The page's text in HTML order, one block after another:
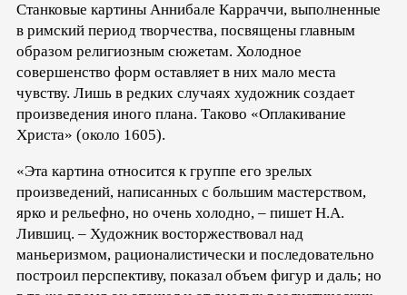
Станковые картины Аннибале Карраччи, выполненные
в римский период творчества, посвящены главным
образом религиозным сюжетам. Холодное
совершенство форм оставляет в них мало места
чувству. Лишь в редких случаях художник создает
произведения иного плана. Таково «Оплакивание
Христа» (около 1605).
«Эта картина относится к группе его зрелых
произведений, написанных с большим мастерством,
ярко и рельефно, но очень холодно, – пишет Н.А.
Лившиц. – Художник восторжествовал над
маньеризмом, рационалистически и последовательно
построил перспективу, показал объем фигур и даль; но